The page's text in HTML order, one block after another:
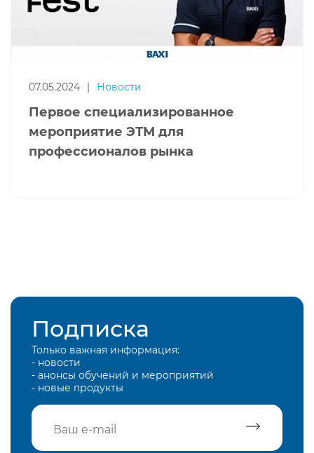
07.05.2024 | Новости
Первое специализированное
мероприятие ЭТМ для
профессионалов рынка
Подписка
Только важная информация:
- новости
- анонсы обучений и мероприятий
- новые продукты